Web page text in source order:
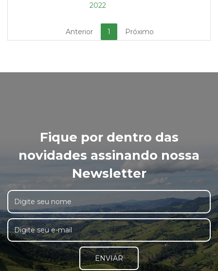
2022
Anterior 1 Próximo
Fique por dentro das
novidades assinando nossa
Newsletter
ENVIAR